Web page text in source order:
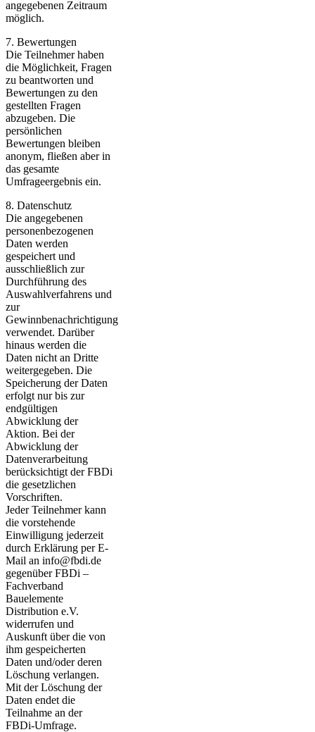
angegebenen Zeitraum
möglich.
7. Bewertungen
Die Teilnehmer haben
die Möglichkeit, Fragen
zu beantworten und
Bewertungen zu den
gestellten Fragen
abzugeben. Die
persönlichen
Bewertungen bleiben
anonym, fließen aber in
das gesamte
Umfrageergebnis ein.
8. Datenschutz
Die angegebenen
personenbezogenen
Daten werden
gespeichert und
ausschließlich zur
Durchführung des
Auswahlverfahrens und
zur
Gewinnbenachrichtigung
verwendet. Darüber
hinaus werden die
Daten nicht an Dritte
weitergegeben. Die
Speicherung der Daten
erfolgt nur bis zur
endgültigen
Abwicklung der
Aktion. Bei der
Abwicklung der
Datenverarbeitung
berücksichtigt der FBDi
die gesetzlichen
Vorschriften.
Jeder Teilnehmer kann
die vorstehende
Einwilligung jederzeit
durch Erklärung per E-
Mail an info@fbdi.de
gegenüber FBDi –
Fachverband
Bauelemente
Distribution e.V.
widerrufen und
Auskunft über die von
ihm gespeicherten
Daten und/oder deren
Löschung verlangen.
Mit der Löschung der
Daten endet die
Teilnahme an der
FBDi-Umfrage.